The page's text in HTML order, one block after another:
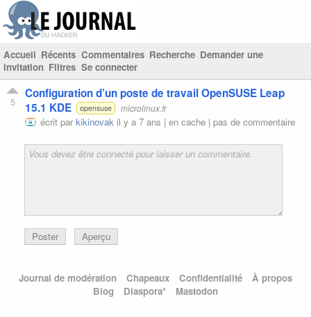
Accueil Récents Commentaires Recherche Demander une
invitation Filtres Se connecter
5
Configuration d’un poste de travail OpenSUSE Leap
15.1 KDE
opensuse microlinux.fr
écrit parkikinovak il y a 7 ans | en cache | pas de commentaire
Poster Aperçu
Journal de modération Chapeaux Confidentialité
À propos
Blog
Diaspora* Mastodon